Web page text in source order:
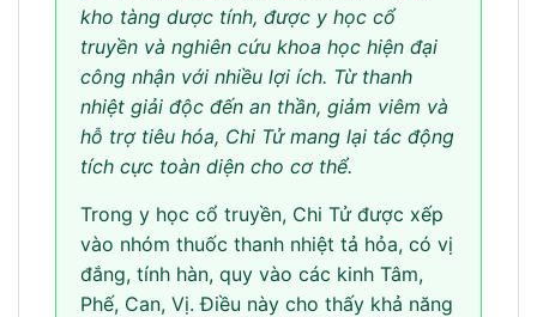
kho tàng dược tính, được y học cổ
truyền và nghiên cứu khoa học hiện đại
công nhận với nhiều lợi ích. Từ thanh
nhiệt giải độc đến an thần, giảm viêm và
hỗ trợ tiêu hóa, Chi Tử mang lại tác động
tích cực toàn diện cho cơ thể.
Trong y học cổ truyền, Chi Tử được xếp
vào nhóm thuốc thanh nhiệt tả hỏa, có vị
đắng, tính hàn, quy vào các kinh Tâm,
Phế, Can, Vị. Điều này cho thấy khả năng